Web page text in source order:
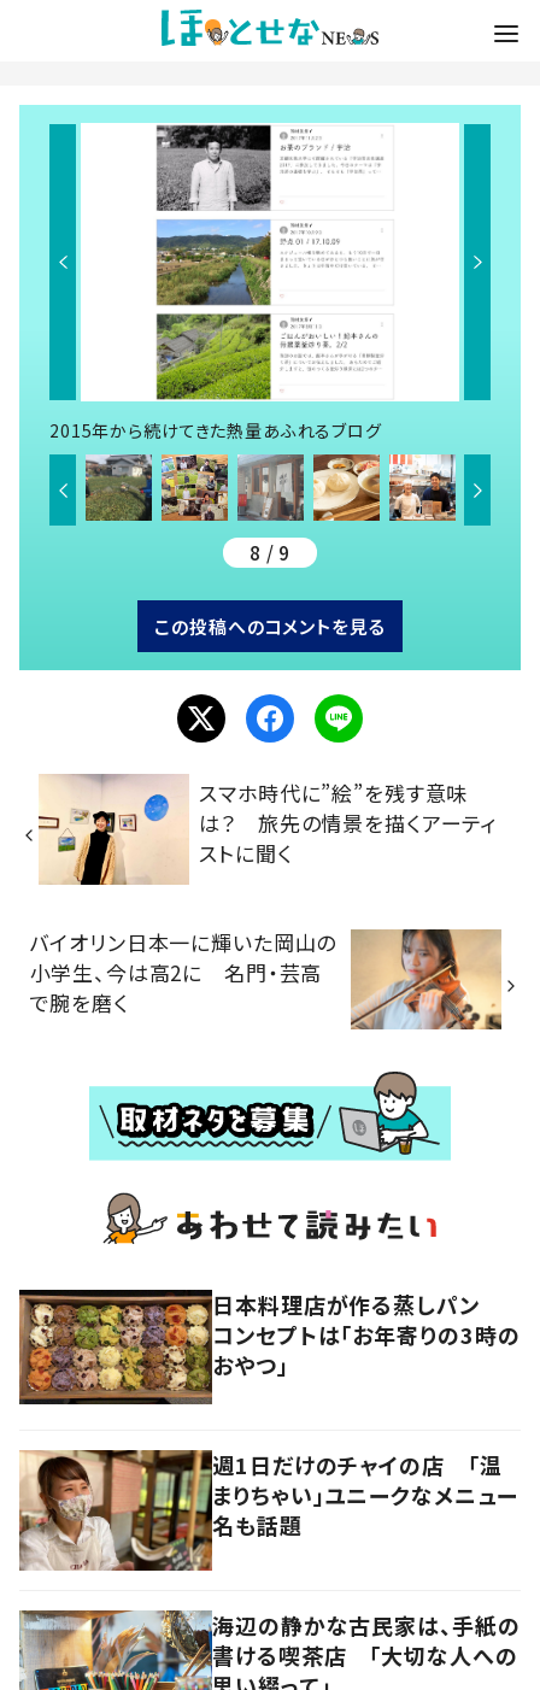
2015年から続けてきた熱量あふれるブログ
8 / 9
この投稿へのコメントを見る
スマホ時代に”絵”を残す意味
は？ 旅先の情景を描くアーティ
ストに聞く
バイオリン日本一に輝いた岡山の
小学生、今は高2に 名門・芸高
で腕を磨く
日本料理店が作る蒸しパン
コンセプトは「お年寄りの3時の
おやつ」
週1日だけのチャイの店 「温
まりちゃい」ユニークなメニュー
名も話題
海辺の静かな古民家は、手紙の
書ける喫茶店 「大切な人への